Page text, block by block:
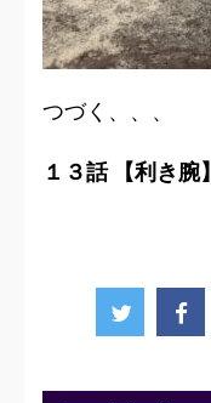
つづく、、、
１３話 【利き腕】